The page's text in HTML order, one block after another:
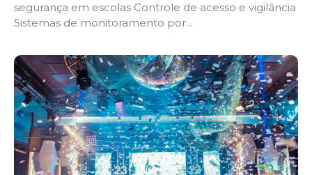
segurança em escolas Controle de acesso e vigilância
Sistemas de monitoramento por...